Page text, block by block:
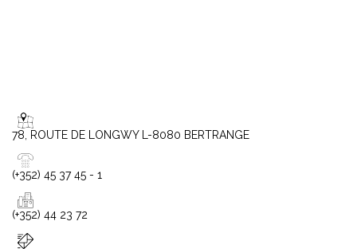
78, ROUTE DE LONGWY L-8080 BERTRANGE
(+352) 45 37 45 - 1
(+352) 44 23 72